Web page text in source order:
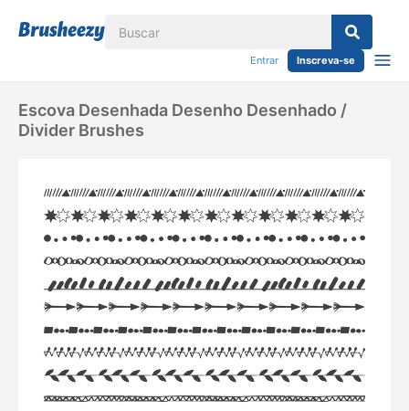
Entrar Inscreva-se
Escova Desenhada Desenho Desenhado /
Divider Brushes